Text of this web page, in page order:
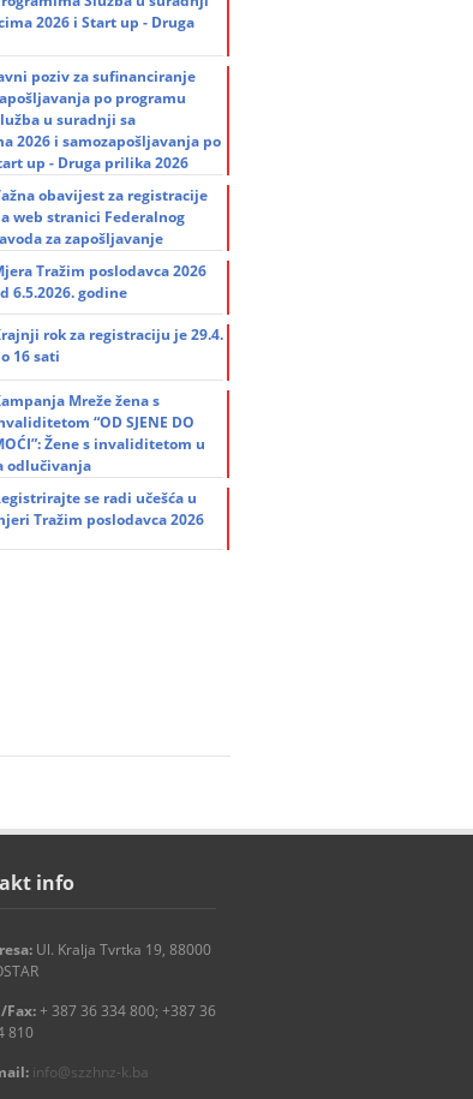
2026 i Start up - Druga
poziv za sufinanciranje
po programu
u suradnji sa
2026 i samozapošljavanja po
up - Druga prilika 2026
obavijest za registracije
web stranici Federalnog
za zapošljavanje
Tražim poslodavca 2026
6.5.2026. godine
rok za registraciju je 29.4.
16 sati
Mreže žena s
“OD SJENE DO
Žene s invaliditetom u
odlučivanja
se radi učešća u
Tražim poslodavca 2026
info
Ul. Kralja Tvrtka 19, 88000
Fax:+ 387 36 334 800; +387 36
810
info@szzhnz-k.ba